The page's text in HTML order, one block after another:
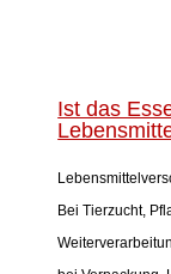
Ist das
Bei Tierzucht,